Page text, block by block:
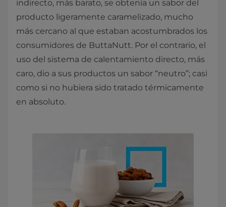
indirecto, más barato, se obtenía un sabor del
producto ligeramente caramelizado, mucho
más cercano al que estaban acostumbrados los
consumidores de ButtaNutt. Por el contrario, el
uso del sistema de calentamiento directo, más
caro, dio a sus productos un sabor “neutro”; casi
como si no hubiera sido tratado térmicamente
en absoluto.